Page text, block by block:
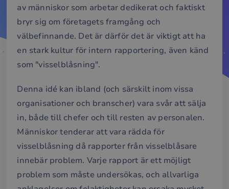
av människor som arbetar dedikerat och faktiskt
bryr sig om företagets framgång och
välbefinnande. Det är därför det är viktigt att ha
en stark kultur för intern rapportering, även känd
som "visselblåsning".
Denna idé kan ibland (och särskilt inom vissa
organisationer och branscher) vara svår att sälja
in, både till chefer och till resten av personalen.
Människor tenderar att vara rädda för
visselblåsning då rapporter från visselblåsare
innebär problem. Varje rapport är ett möjligt
problem som måste undersökas, och allvarliga